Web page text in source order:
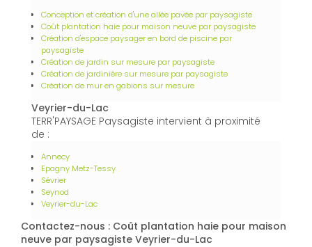
Conception et création d'une allée pavée par paysagiste
Coût plantation haie pour maison neuve par paysagiste
Création d'espace paysager en bord de piscine par
paysagiste
Création de jardin sur mesure par paysagiste
Création de jardinière sur mesure par paysagiste
Création de mur en gabions sur mesure
Veyrier-du-Lac
TERR'PAYSAGE Paysagiste intervient à proximité
de :
Annecy
Epagny Metz-Tessy
Sévrier
Seynod
Veyrier-du-Lac
Contactez-nous : Coût plantation haie pour maison
neuve par paysagiste Veyrier-du-Lac